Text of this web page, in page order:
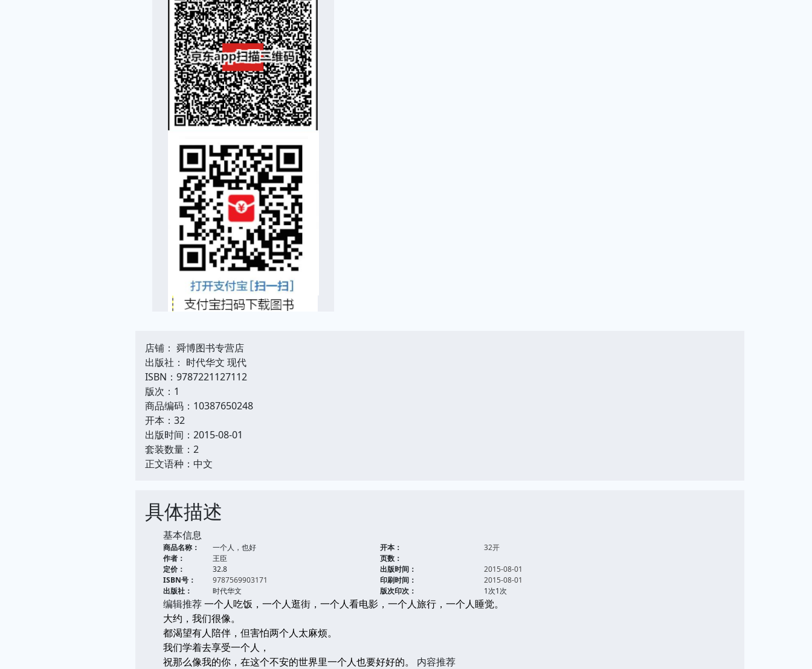
店铺： 舜博图书专营店
出版社： 时代华文 现代
ISBN：9787221127112
版次：1
商品编码：10387650248
开本：32
出版时间：2015-08-01
套装数量：2
正文语种：中文
具体描述
基本信息
商品名称： 一个人，也好 开本：
32开
作者：
王臣
页数：
定价：
32.8 出版时间：
2015-08-01
ISBN号：
9787569903171 印刷时间：
2015-08-01
出版社：
时代华文 版次印次： 1次1次
编辑推荐一个人吃饭，一个人逛街，一个人看电影，一个人旅行，一个人睡觉。
大约，我们很像。
都渴望有人陪伴，但害怕两个人太麻烦。
我们学着去享受一个人，
祝那么像我的你，在这个不安的世界里一个人也要好好的。
内容推荐